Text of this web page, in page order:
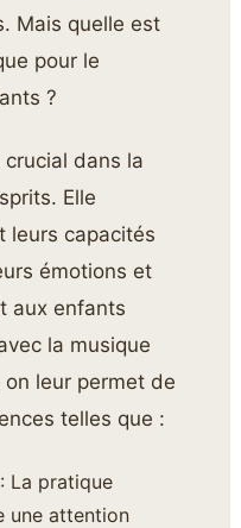
Mais quelle est
pour le
?
dans la
Elle
leurs capacités
émotions et
aux enfants
la musique
leur permet de
telles que :
: La pratique
une attention